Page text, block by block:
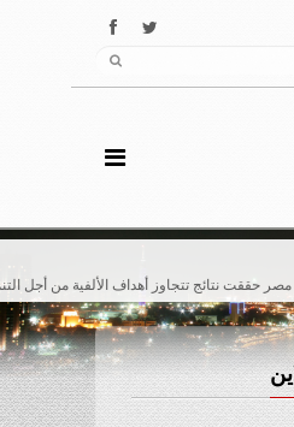
نتائج تتجاوز أهداف الألفية من أجل التنمية